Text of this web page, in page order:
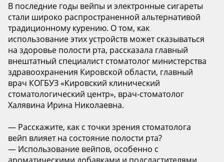
В последние годы вейпы и электронные сигареты
стали широко распространенной альтернативой
традиционному курению. О том, как
использование этих устройств может сказываться
на здоровье полости рта, рассказала главный
внештатный специалист стоматолог министерства
здравоохранения Кировской области, главный
врач КОГБУЗ «Кировский клинический
стоматологический центр», врач-стоматолог
Халявина Ирина Николаевна.
— Расскажите, как с точки зрения стоматолога
вейп влияет на состояние полости рта?
— Использование вейпов, особенно с